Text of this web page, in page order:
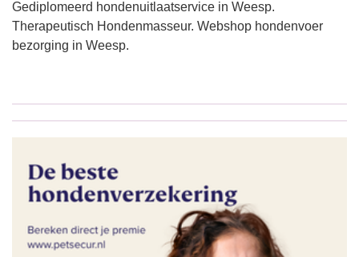
Gediplomeerd hondenuitlaatservice in Weesp.
Therapeutisch Hondenmasseur. Webshop hondenvoer
bezorging in Weesp.